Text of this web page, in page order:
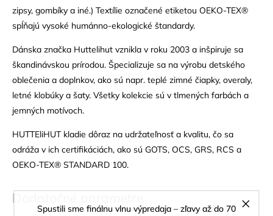
Spustili sme finálnu vlnu výpredaja – zľavy až do 70
zipsy, gombíky a iné.) Textílie označené etiketou OEKO-TEX®
spĺňajú vysoké humánno-ekologické štandardy.
Dánska značka Huttelihut vznikla v roku 2003 a inšpiruje sa
škandinávskou prírodou. Špecializuje sa na výrobu detského
oblečenia a doplnkov, ako sú napr. teplé zimné čiapky, overaly,
letné klobúky a šaty. Všetky kolekcie sú v tlmených farbách a
jemných motívoch.
HUTTEliHUT kladie dôraz na udržateľnosť a kvalitu, čo sa
odráža v ich certifikáciách, ako sú GOTS, OCS, GRS, RCS a
OEKO-TEX® STANDARD 100.
Dodatočné parametre